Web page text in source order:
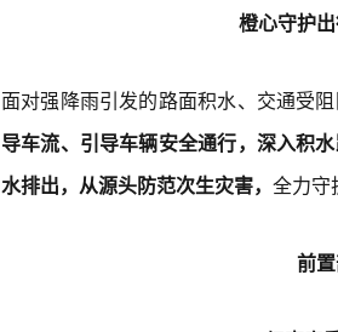
橙心守护
面对强降雨引发的路面积水、交通受
导车流、引导车辆安全通行，深入积
水排出，从源头防范次生灾害， 全力守
前